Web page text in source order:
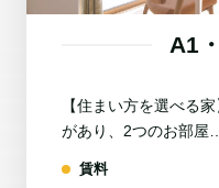
A1
【住まい方を選べる
があり、2つのお部屋…
賃料